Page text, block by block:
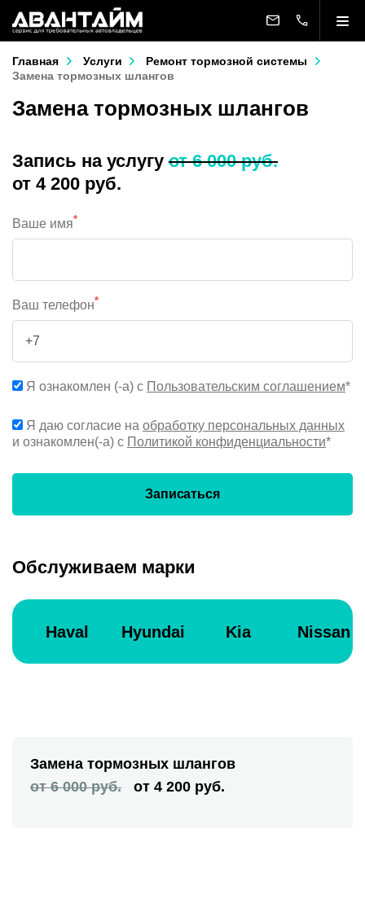
Главная Услуги
Ремонт тормозной системы
Замена тормозных шлангов
Замена тормозных шлангов
Запись на услугу от 6 000 руб.
от 4 200 руб.
Ваше имя*
Ваш телефон*
Я ознакомлен (-а) с Пользовательским соглашением*
Я даю согласие на обработку персональных данных
и ознакомлен(-а) с Политикой конфиденциальности*
Записаться
Обслуживаем марки
Haval Hyundai Kia Nissan
Замена тормозных шлангов
от 6 000 руб.
от 4 200 руб.